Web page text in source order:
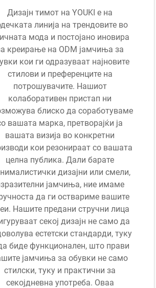
Дизајн тимот на YOUKI е на
линија на трендовите во
мода и постојано иновира
креирање на ODM јамчиња за
кои ги одразуваат најновите
стилови и преференците на
потрошувачите. Нашиот
колаборативен пристап ни
блиско да соработуваме
вашата марка, претворајќи ја
вашата визија во конкретни
кои резонираат со вашата
целна публика. Дали барате
дизајни или смели,
јамчиња, ние имаме
да ги оствариме вашите
Нашите предани стручни лица
секој дизајн не само да
естетски стандарди, туку
биде функционален, што прави
јамчиња за обувки не само
стилски, туку и практични за
секојдневна употреба. Оваа